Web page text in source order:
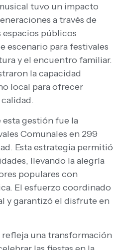
tuvo un impacto
a través de
espacios públicos
escenario para festivales
y el encuentro familiar.
la capacidad
local para ofrecer
gestión fue la
Comunales en 299
Esta estrategia permitió
llevando la alegría
populares con
El esfuerzo coordinado
y garantizó el disfrute en
una transformación